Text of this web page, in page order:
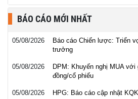
BÁO CÁO MỚI NHẤT
05/08/2026
Báo cáo Chiến lược: Triển
trưởng
05/08/2026
DPM: Khuyến nghị MUA
đồng/cổ phiếu
05/08/2026 HPG: Báo cáo cập nhật